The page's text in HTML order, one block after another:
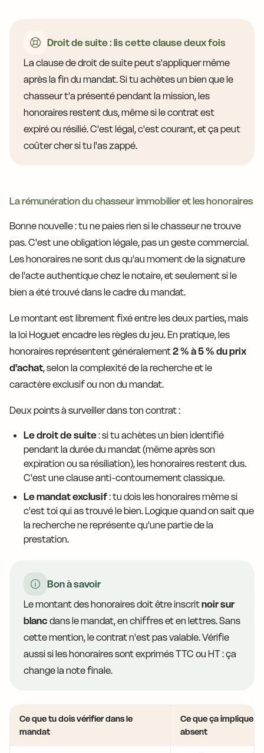
Droit de suite : lis cette clause deux fois
La clause de droit de suite peut s'appliquer même
après la fin du mandat. Si tu achètes un bien que le
chasseur t'a présenté pendant la mission, les
honoraires restent dus, même si le contrat est
expiré ou résilié. C'est légal, c'est courant, et ça peut
coûter cher si tu l'as zappé.
La rémunération du chasseur immobilier et les honoraires
Bonne nouvelle : tu ne paies rien si le chasseur ne trouve
pas. C'est une obligation légale, pas un geste commercial.
Les honoraires ne sont dus qu'au moment de la signature
de l'acte authentique chez le notaire, et seulement si le
bien a été trouvé dans le cadre du mandat.
Le montant est librement fixé entre les deux parties, mais
la loi Hoguet encadre les règles du jeu. En pratique, les
honoraires représentent généralement2 % à 5 % du prix
d'achat, selon la complexité de la recherche et le
caractère exclusif ou non du mandat.
Deux points à surveiller dans ton contrat :
Le droit de suite: si tu achètes un bien identifié
pendant la durée du mandat (même après son
expiration ou sa résiliation), les honoraires restent dus.
C'est une clause anti-contournement classique.
Le mandat exclusif: tu dois les honoraires même si
c'est toi qui as trouvé le bien. Logique quand on sait que
la recherche ne représente qu'une partie de la
prestation.
Bon à savoir
Le montant des honoraires doit être inscritnoir sur
blancdans le mandat, en chiffres et en lettres. Sans
cette mention, le contrat n'est pas valable. Vérifie
aussi si les honoraires sont exprimés TTC ou HT : ça
change la note finale.
Ce que tu dois vérifier dans le
mandat
Ce que ça implique
absent